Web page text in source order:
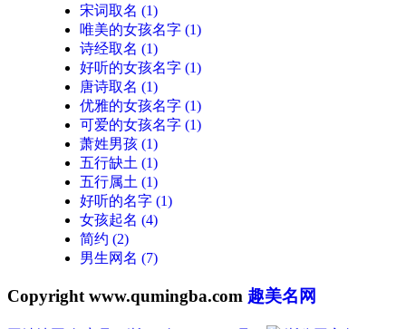
宋词取名 (1)
唯美的女孩名字 (1)
诗经取名 (1)
好听的女孩名字 (1)
唐诗取名 (1)
优雅的女孩名字 (1)
可爱的女孩名字 (1)
萧姓男孩 (1)
五行缺土 (1)
五行属土 (1)
好听的名字 (1)
女孩起名 (4)
简约 (2)
男生网名 (7)
Copyright www.qumingba.com 趣美名网